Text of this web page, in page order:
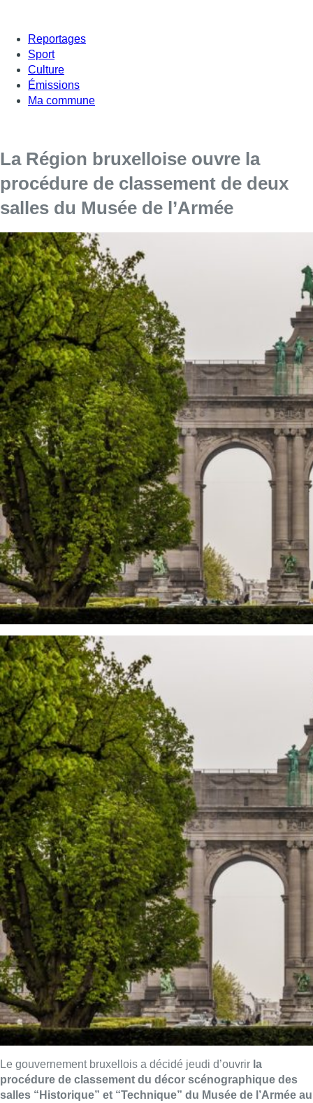
Reportages
Sport
Culture
Émissions
Ma commune
La Région bruxelloise ouvre la
procédure de classement de deux
salles du Musée de l’Armée
Le gouvernement bruxellois a décidé jeudi d’ouvrir la
procédure de classement du décor scénographique des
salles “Historique” et “Technique” du Musée de l’Armée au